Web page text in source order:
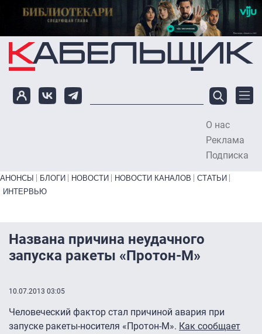
Перейти к основному содержанию
О нас
Реклама
Подписка
Primary links bottom
АНОНСЫ БЛОГИ НОВОСТИ НОВОСТИ КАНАЛОВ
СТАТЬИ
ИНТЕРВЬЮ
Названа причина неудачного
запуска ракеты «Протон-М»
10.07.2013 03:05
Человеческий фактор стал причиной авария при
запуске ракеты-носителя «Протон-М». Как сообщает